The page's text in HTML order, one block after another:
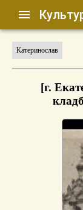
Катеринослав
[г.